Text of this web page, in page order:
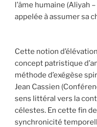
l’âme humaine (Aliyah – עֲלִיָּה, montée spirituelle)
appelée à assumer sa
Cette notion
concept patristique
méthode d’exégèse
Jean Cassien
sens littéral vers la
célestes. En cette fin
synchronicité